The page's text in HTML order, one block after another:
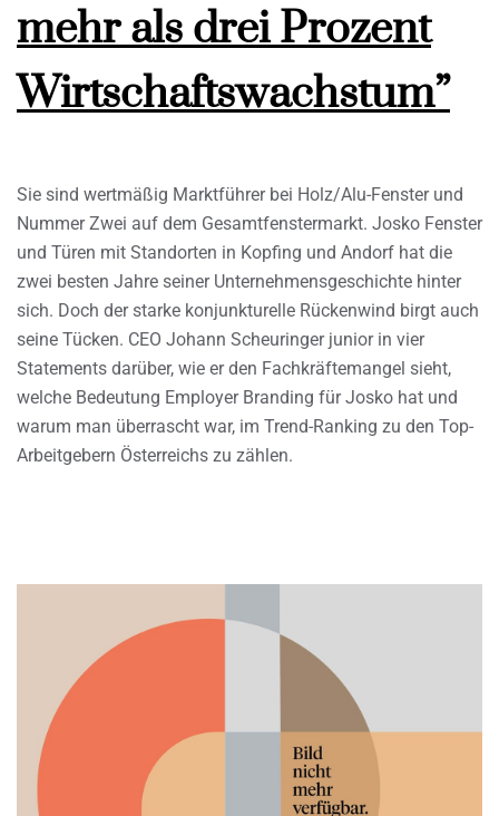
mehr als drei Prozent
Wirtschaftswachstum”
Sie sind wertmäßig Marktführer bei Holz/Alu-Fenster und
Nummer Zwei auf dem Gesamtfenstermarkt. Josko Fenster
und Türen mit Standorten in Kopfing und Andorf hat die
zwei besten Jahre seiner Unternehmensgeschichte hinter
sich. Doch der starke konjunkturelle Rückenwind birgt auch
seine Tücken. CEO Johann Scheuringer junior in vier
Statements darüber, wie er den Fachkräftemangel sieht,
welche Bedeutung Employer Branding für Josko hat und
warum man überrascht war, im Trend-Ranking zu den Top-
Arbeitgebern Österreichs zu zählen.